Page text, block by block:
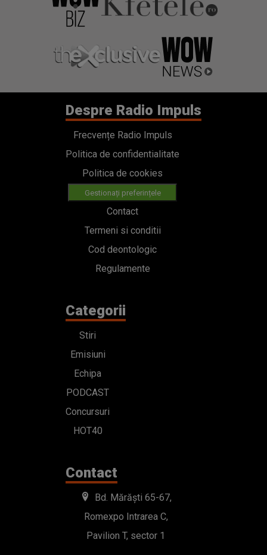
Despre Radio Impuls
Frecvențe Radio Impuls
Politica de confidentialitate
Politica de cookies
Gestionați preferințele
Contact
Termeni si conditii
Cod deontologic
Regulamente
Categorii
Stiri
Emisiuni
Echipa
PODCAST
Concursuri
HOT40
Contact
Bd. Mărăști 65-67,
Romexpo Intrarea C,
Pavilion T, sector 1